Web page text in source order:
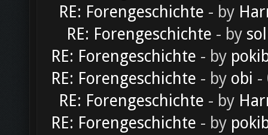
RE: Forengeschichte - by
RE: Forengeschichte - by
RE: Forengeschichte - by
RE: Forengeschichte - by obi -
RE: Forengeschichte - by
RE: Forengeschichte - by